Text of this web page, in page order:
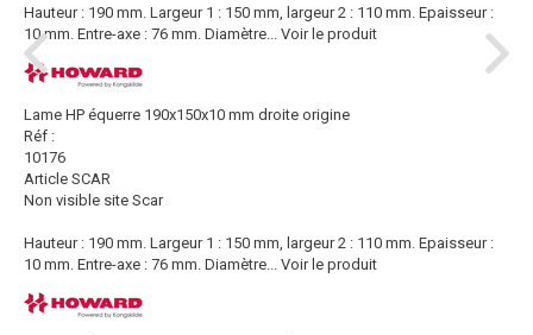
Hauteur : 190 mm. Largeur 1 : 150 mm, largeur 2 : 110 mm. Epaisseur :
10 mm. Entre-axe : 76 mm. Diamètre... Voir le produit
Lame HP équerre 190x150x10 mm droite origine
Réf :
10176
Article SCAR
Non visible site Scar
Hauteur : 190 mm. Largeur 1 : 150 mm, largeur 2 : 110 mm. Epaisseur :
10 mm. Entre-axe : 76 mm. Diamètre... Voir le produit